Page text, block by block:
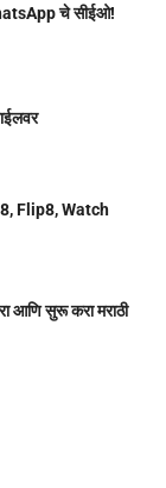
चे सीईओ!
Flip8, Watch
आणि सुरू करा मराठी